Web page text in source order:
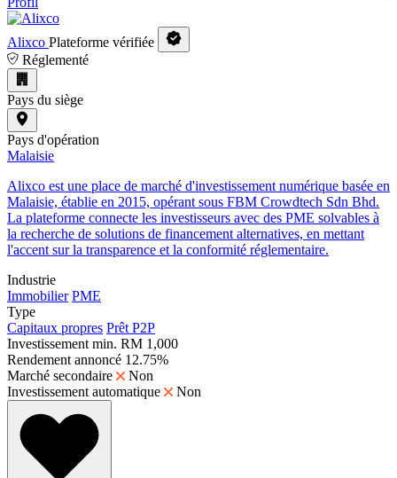
Alixco Plateforme vérifiée
Réglementé
Pays du siège
Pays d'opération
Malaisie
Alixco est une place de marché d'investissement numérique basée en
Malaisie, établie en 2015, opérant sous FBM Crowdtech Sdn Bhd.
La plateforme connecte les investisseurs avec des PME solvables à
la recherche de solutions de financement alternatives, en mettant
l'accent sur la transparence et la conformité réglementaire.
Industrie
Immobilier PME
Type
Capitaux propres Prêt P2P
Investissement min. RM 1,000
Rendement annoncé 12.75%
Marché secondaire
Non
Investissement automatique
Non